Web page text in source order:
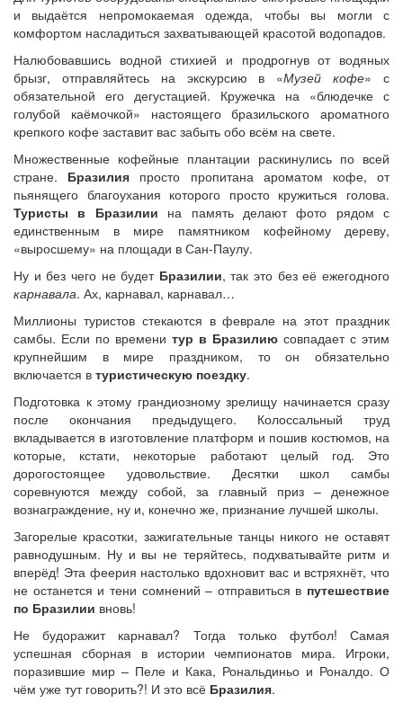
и выдаётся непромокаемая одежда, чтобы вы могли с
комфортом насладиться захватывающей красотой водопадов.
Налюбовавшись водной стихией и продрогнув от водяных
брызг, отправляйтесь на экскурсию в «Музей кофе» с
обязательной его дегустацией. Кружечка на «блюдечке с
голубой каёмочкой» настоящего бразильского ароматного
крепкого кофе заставит вас забыть обо всём на свете.
Множественные кофейные плантации раскинулись по всей
стране. Бразилия просто пропитана ароматом кофе, от
пьянящего благоухания которого просто кружиться голова.
Туристы в Бразилии на память делают фото рядом с
единственным в мире памятником кофейному дереву,
«выросшему» на площади в Сан-Паулу.
Ну и без чего не будет Бразилии, так это без её ежегодного
карнавала. Ах, карнавал, карнавал…
Миллионы туристов стекаются в феврале на этот праздник
самбы. Если по времени тур в Бразилию совпадает с этим
крупнейшим в мире праздником, то он обязательно
включается в туристическую поездку.
Подготовка к этому грандиозному зрелищу начинается сразу
после окончания предыдущего. Колоссальный труд
вкладывается в изготовление платформ и пошив костюмов, на
которые, кстати, некоторые работают целый год. Это
дорогостоящее удовольствие. Десятки школ самбы
соревнуются между собой, за главный приз – денежное
вознаграждение, ну и, конечно же, признание лучшей школы.
Загорелые красотки, зажигательные танцы никого не оставят
равнодушным. Ну и вы не теряйтесь, подхватывайте ритм и
вперёд! Эта феерия настолько вдохновит вас и встряхнёт, что
не останется и тени сомнений – отправиться в путешествие
по Бразилии вновь!
Не будоражит карнавал? Тогда только футбол! Самая
успешная сборная в истории чемпионатов мира. Игроки,
поразившие мир – Пеле и Кака, Рональдиньо и Роналдо. О
чём уже тут говорить?! И это всё Бразилия.